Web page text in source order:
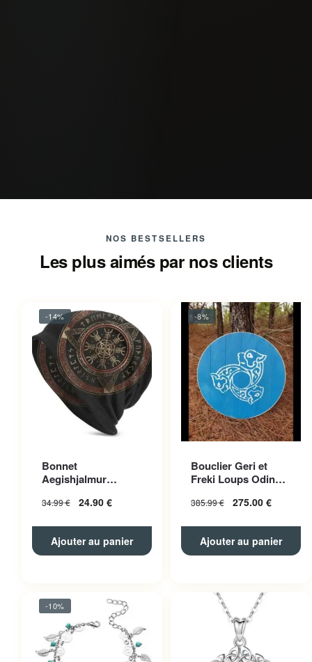
NOS BESTSELLERS
Les plus aimés par nos clients
-14%
Bonnet
Aegishjalmur
34.99€ 24.90 €
Ajouter au panier
-8%
Bouclier Geri et
Freki Loups Odin
385.99€ 275.00 €
Ajouter au panier
-10%